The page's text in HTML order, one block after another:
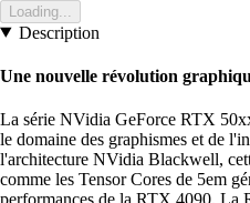
Loading...
Description
Une nouvelle révolution
La série NVidia GeForce RTX
le domaine des graphismes et de
l'architecture NVidia Blackwell,
comme les Tensor Cores de 5em
performances de la RTX 4090. La